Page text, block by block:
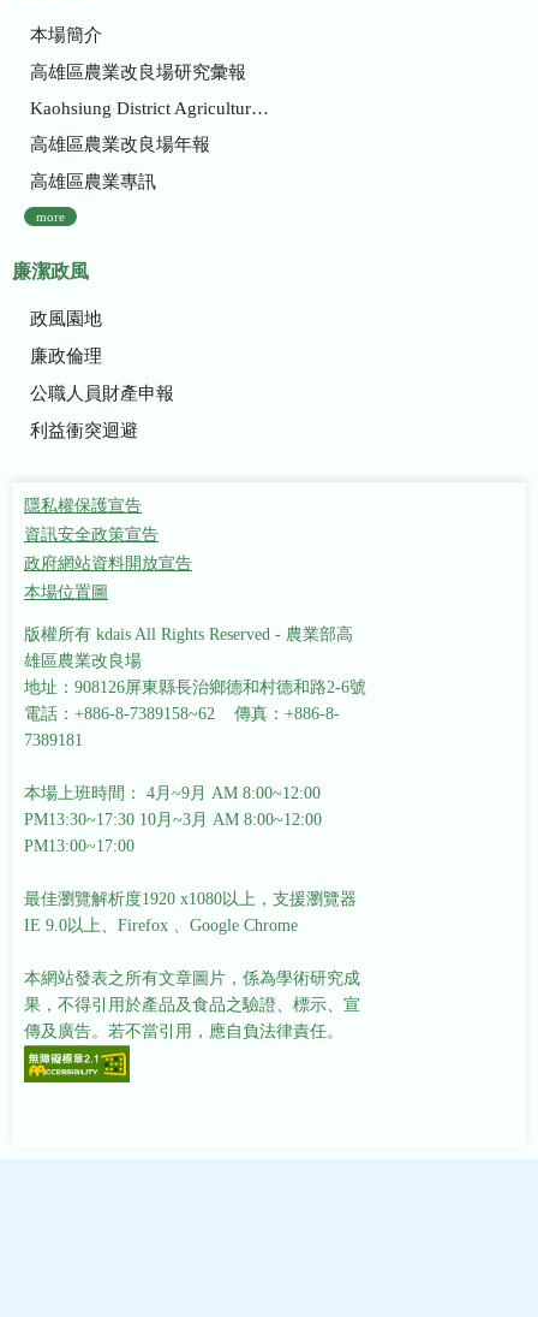
本場簡介
高雄區農業改良場研究彙報
Kaohsiung District Agricultural Research and Extension Station
高雄區農業改良場年報
高雄區農業專訊
more
廉潔政風
政風園地
廉政倫理
公職人員財產申報
利益衝突迴避
隱私權保護宣告
資訊安全政策宣告
政府網站資料開放宣告
本場位置圖
版權所有 kdais All Rights Reserved - 農業部高
雄區農業改良場
地址：908126屏東縣長治鄉德和村德和路2-6號
電話：+886-8-7389158~62 傳真：+886-8-
7389181
本場上班時間： 4月~9月 AM 8:00~12:00
PM13:30~17:30 10月~3月 AM 8:00~12:00
PM13:00~17:00
最佳瀏覽解析度1920 x1080以上，支援瀏覽器
IE 9.0以上、Firefox 、Google Chrome
本網站發表之所有文章圖片，係為學術研究成
果，不得引用於產品及食品之驗證、標示、宣
傳及廣告。若不當引用，應自負法律責任。